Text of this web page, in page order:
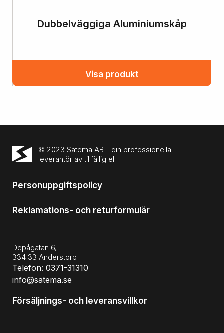
Dubbelväggiga Aluminiumskåp
Visa produkt
© 2023 Satema AB - din professionella
leverantör av tillfällig el
Personuppgiftspolicy
Reklamations- och returformulär
Depågatan 6,
334 33 Anderstorp
Telefon: 0371-31310
info@satema.se
Försäljnings- och leveransvillkor